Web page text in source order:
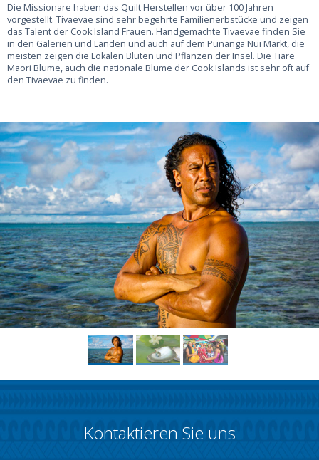
Die Missionare haben das Quilt Herstellen vor über 100 Jahren
vorgestellt. Tivaevae sind sehr begehrte Familienerbstücke und zeigen
das Talent der Cook Island Frauen. Handgemachte Tivaevae finden Sie
in den Galerien und Länden und auch auf dem Punanga Nui Markt, die
meisten zeigen die Lokalen Blüten und Pflanzen der Insel. Die Tiare
Maori Blume, auch die nationale Blume der Cook Islands ist sehr oft auf
den Tivaevae zu finden.
Kontaktieren Sie uns